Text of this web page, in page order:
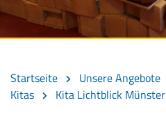
Startseite Unsere Angebote
Kitas
Kita Lichtblick Münster